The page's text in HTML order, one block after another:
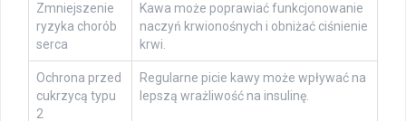
Zmniejszenie
ryzyka chorób
serca
Kawa może poprawiać funkcjonowanie
naczyń krwionośnych i obniżać ciśnienie
krwi.
Ochrona przed
cukrzycą typu
2
Regularne picie kawy może wpływać na
lepszą wrażliwość na insulinę.